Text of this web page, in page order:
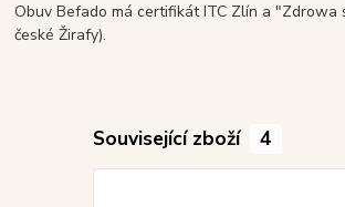
Obuv Befado má certifikát ITC Zlín a "Zdrowa
české Žirafy).
Související zboží 4